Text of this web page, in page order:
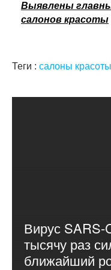
Выявлены
салонов красоты
Теги : салоны красоты
Вирус SARS-
тысячу раз
ближайший